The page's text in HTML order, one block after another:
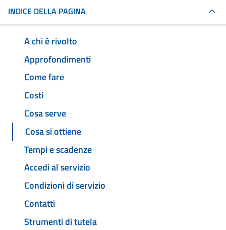
INDICE DELLA PAGINA
A chi è rivolto
Approfondimenti
Come fare
Costi
Cosa serve
Cosa si ottiene
Tempi e scadenze
Accedi al servizio
Condizioni di servizio
Contatti
Strumenti di tutela